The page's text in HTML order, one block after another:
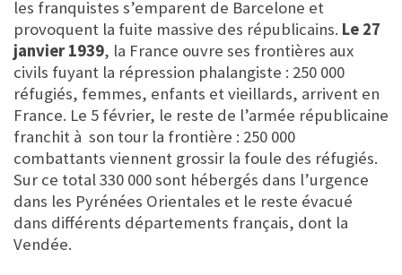
les franquistes s’emparent de Barcelone et
provoquent la fuite massive des républicains. Le 27
janvier 1939, la France ouvre ses frontières aux
civils fuyant la répression phalangiste : 250 000
réfugiés, femmes, enfants et vieillards, arrivent en
France. Le 5 février, le reste de l’armée républicaine
franchit à son tour la frontière : 250 000
combattants viennent grossir la foule des réfugiés.
Sur ce total 330 000 sont hébergés dans l’urgence
dans les Pyrénées Orientales et le reste évacué
dans différents départements français, dont la
Vendée.